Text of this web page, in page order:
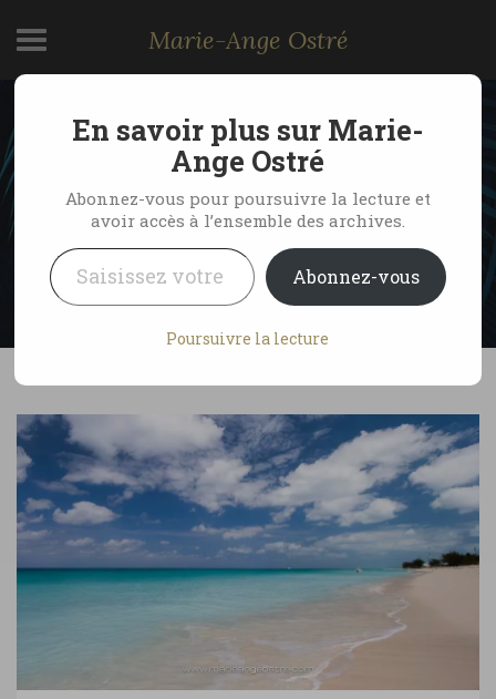
Marie-Ange Ostré
Une matinée ordinaire à
Bimini, Bahamas
by Marie-Ange Ostré
30 avril 2007
No Comments
En savoir plus sur Marie-
Ange Ostré
Abonnez-vous pour poursuivre la lecture et
avoir accès à l’ensemble des archives.
Saisissez votre adresse e-mail…
Abonnez-vous
Poursuivre la lecture